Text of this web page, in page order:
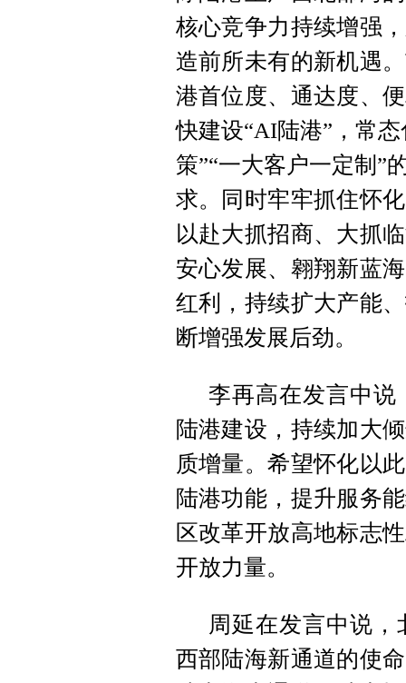
核心竞争力持续增强
造前所未有的新机遇
港首位度、通达度、
快建设“AI陆港”，常
策”“一大客户一定制”
求。同时牢牢抓住怀
以赴大抓招商、大抓
安心发展、翱翔新蓝
红利，持续扩大产能
断增强发展后劲。
李再高在发言中
陆港建设，持续加大
质增量。希望怀化以
陆港功能，提升服务
区改革开放高地标志
开放力量。
周延在发言中说
西部陆海新通道的使